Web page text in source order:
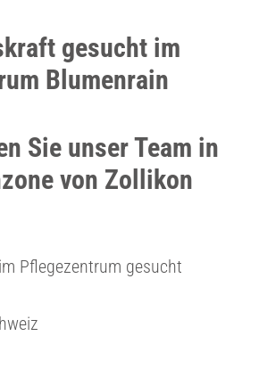
gesucht im
Blumenrain
Sie unser Team in
von Zollikon
Pflegezentrum gesucht